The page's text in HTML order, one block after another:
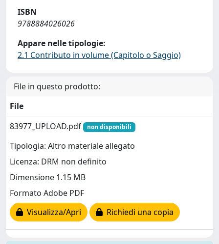
ISBN
9788884026026
Appare nelle tipologie:
2.1 Contributo in volume (Capitolo o Saggio)
File in questo prodotto:
File
83977_UPLOAD.pdf
non disponibili
Tipologia: Altro materiale allegato
Licenza: DRM non definito
Dimensione 1.15 MB
Formato Adobe PDF
Visualizza/Apri
Richiedi una copia